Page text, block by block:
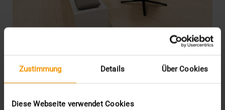
Zustimmung Details Über Cookies
Diese Webseite verwendet Cookies
JiveX in der Sportmedizin: Das
15.04.2021